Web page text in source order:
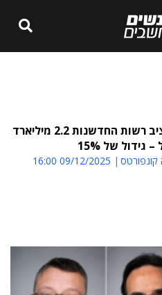
תקציב רשות החדשנות 2.2 מיליארד
גידול של 15%
קונפורטס 09/12/2025 16:00